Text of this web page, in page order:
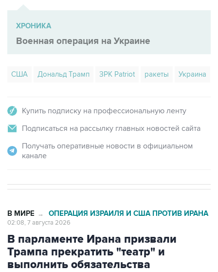
ХРОНИКА
Военная операция на Украине
США Дональд Трамп ЗРК Patriot ракеты Украина
Купить подписку на профессиональную ленту
Подписаться на рассылку главных новостей сайта
Получать оперативные новости в официальном
канале
В МИРЕ → ОПЕРАЦИЯ ИЗРАИЛЯ И США ПРОТИВ ИРАНА
02:08, 7 августа 2026
В парламенте Ирана призвали
Трампа прекратить "театр" и
выполнить обязательства